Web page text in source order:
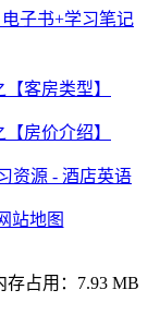
子书+学习笔记
客房类型】
房价介绍】
资源 - 酒店英语
站地图
存占用：7.93 MB